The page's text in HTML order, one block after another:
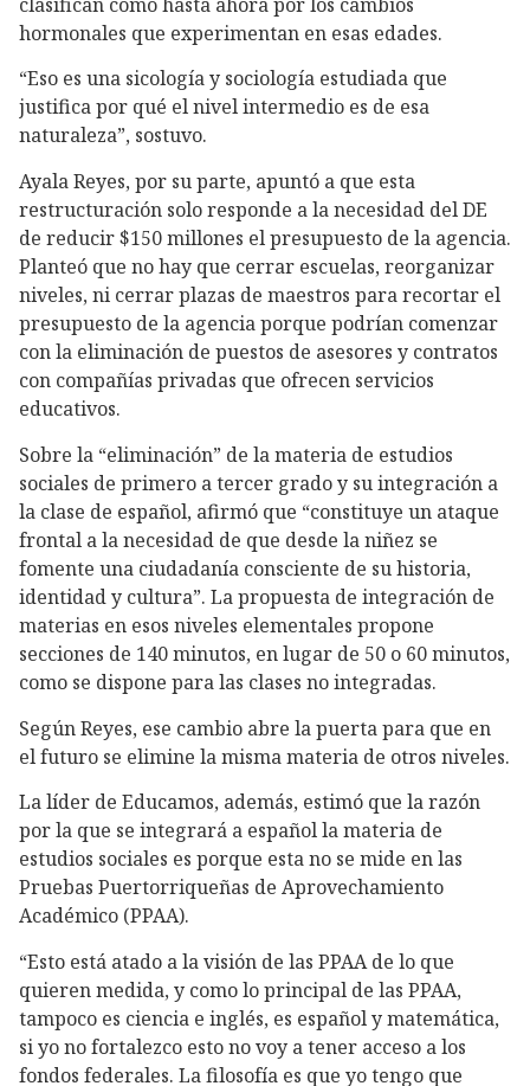
hormonales que experimentan en esas edades.
“Eso es una sicología y sociología estudiada que
justifica por qué el nivel intermedio es de esa
naturaleza”, sostuvo.
Ayala Reyes, por su parte, apuntó a que esta
restructuración solo responde a la necesidad del DE
de reducir $150 millones el presupuesto de la agencia.
Planteó que no hay que cerrar escuelas, reorganizar
niveles, ni cerrar plazas de maestros para recortar el
presupuesto de la agencia porque podrían comenzar
con la eliminación de puestos de asesores y contratos
con compañías privadas que ofrecen servicios
educativos.
Sobre la “eliminación” de la materia de estudios
sociales de primero a tercer grado y su integración a
la clase de español, afirmó que “constituye un ataque
frontal a la necesidad de que desde la niñez se
fomente una ciudadanía consciente de su historia,
identidad y cultura”. La propuesta de integración de
materias en esos niveles elementales propone
secciones de 140 minutos, en lugar de 50 o 60 minutos,
como se dispone para las clases no integradas.
Según Reyes, ese cambio abre la puerta para que en
el futuro se elimine la misma materia de otros niveles.
La líder de Educamos, además, estimó que la razón
por la que se integrará a español la materia de
estudios sociales es porque esta no se mide en las
Pruebas Puertorriqueñas de Aprovechamiento
Académico (PPAA).
“Esto está atado a la visión de las PPAA de lo que
quieren medida, y como lo principal de las PPAA,
tampoco es ciencia e inglés, es español y matemática,
si yo no fortalezco esto no voy a tener acceso a los
fondos federales. La filosofía es que yo tengo que